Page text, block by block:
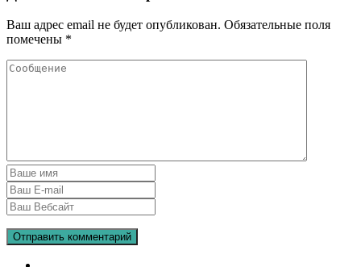
Ваш адрес email не будет опубликован. Обязательные поля
помечены *